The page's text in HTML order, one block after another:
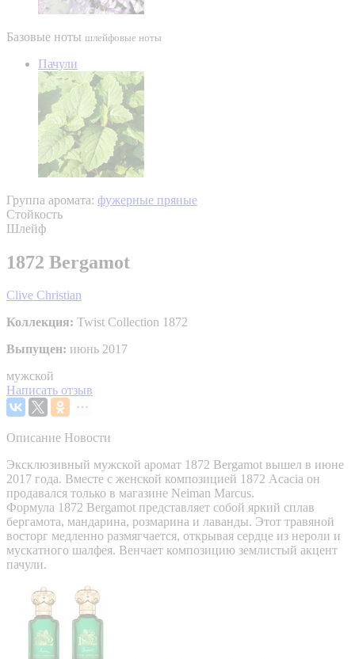
Базовые ноты шлейфовые ноты
Пачули
Группа аромата: фужерные пряные
Стойкость
Шлейф
1872 Bergamot
Clive Christian
Коллекция: Twist Collection 1872
Выпущен: июнь 2017
мужской
Написать отзыв
Описание Новости
Эксклюзивный мужской аромат 1872 Bergamot вышел в июне
2017 года. Вместе с женской композицией 1872 Acacia он
продавался только в магазине Neiman Marcus.
Формула 1872 Bergamot представляет собой яркий сплав
бергамота, мандарина, розмарина и лаванды. Этот травяной
восторг медленно размягчается, открывая сердце из нероли и
мускатного шалфея. Венчает композицию землистый акцент
пачули.